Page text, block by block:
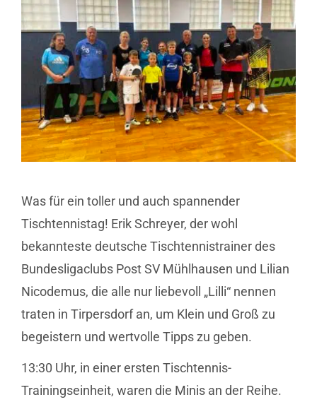
Was für ein toller und auch spannender
Tischtennistag! Erik Schreyer, der wohl
bekannteste deutsche Tischtennistrainer des
Bundesligaclubs Post SV Mühlhausen und Lilian
Nicodemus, die alle nur liebevoll „Lilli“ nennen
traten in Tirpersdorf an, um Klein und Groß zu
begeistern und wertvolle Tipps zu geben.
13:30 Uhr, in einer ersten Tischtennis-
Trainingseinheit, waren die Minis an der Reihe.